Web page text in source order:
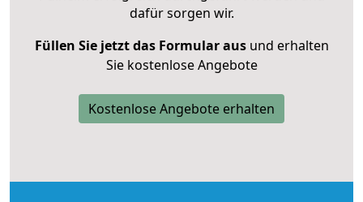
dafür sorgen wir.
Füllen Sie jetzt das Formular ausund erhalten
Sie kostenlose Angebote
Kostenlose Angebote erhalten